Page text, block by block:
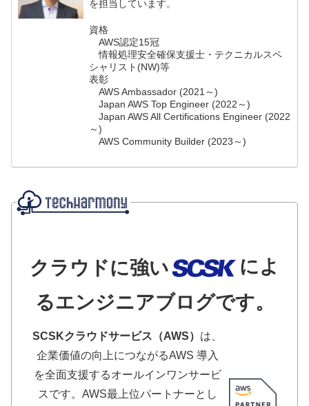
を担当しています。
資格
AWS認定15冠
情報処理安全確保支援士・テクニカルスペ
シャリスト(NW)等
表彰
AWS Ambassador (2021～)
Japan AWS Top Engineer (2022～)
Japan AWS All Certifications Engineer (2022
～)
AWS Community Builder (2023～)
クラウドに強い
によ
るエンジニアブログです。
SCSKクラウドサービス（AWS） は、
企業価値の向上につながるAWS 導入
を全面支援するオールインワンサービ
スです。AWS最上位パートナーとし